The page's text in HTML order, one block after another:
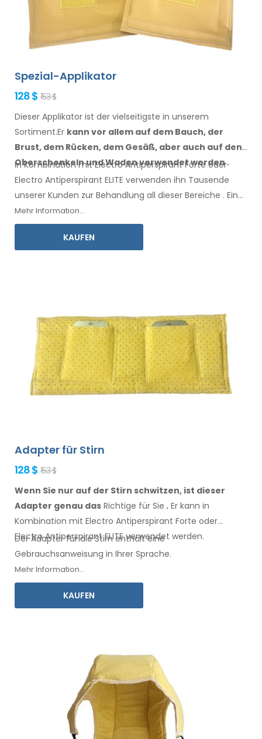
Spezial-Applikator
128 $ 153 $
Dieser Applikator ist der vielseitigste in unserem
Sortiment.Er kann vor allem auf dem Bauch, der
Brust, dem Rücken, dem Gesäß, aber auch auf den
Oberschenkelnund Wadenverwendet werden.
In Kombination mit Electro Antiperspirant Forte oder
Electro Antiperspirant ELITE verwenden ihn Tausende
unserer Kunden zur Behandlung all dieser Bereiche . Eine
Gebrauchsanweisung
Mehr Information...
KAUFEN
Adapter für Stirn
128 $ 153 $
Wenn Sie nur auf der Stirn schwitzen, ist dieser
Adapter genau das Richtige für Sie . Er kann in
Kombination mit Electro Antiperspirant Forte oder
Electro Antiperspirant ELITEverwendet werden.
Der Adapter fürdie Stirnenthält eine
Gebrauchsanweisung in Ihrer Sprache.
Mehr Information...
KAUFEN